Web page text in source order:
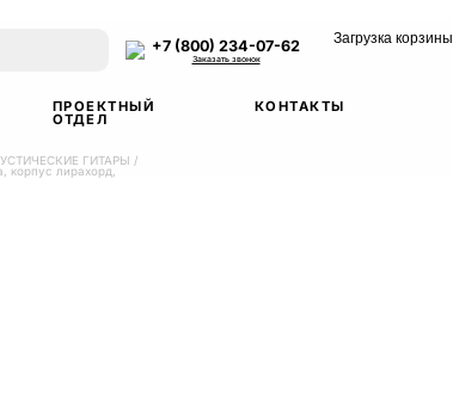
+7 (800) 234-07-62
Заказать звонок
Загрузка корзины
ПРОЕКТНЫЙ
ОТДЕЛ
КОНТАКТЫ
ГИТАРЫ /
корпус лирахорд,